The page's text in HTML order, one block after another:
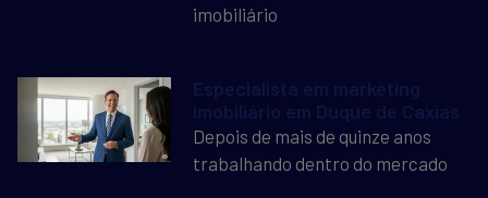
imobiliário
Especialista em marketing
imobiliário em Duque de Caxias
Depois de mais de quinze anos
trabalhando dentro do mercado